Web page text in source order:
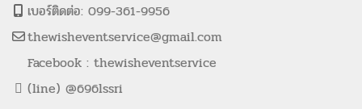
เบอร์ติดต่อ: 099-361-9956
thewisheventservice@gmail.com
Facebook : thewisheventservice
(line) @696lssri